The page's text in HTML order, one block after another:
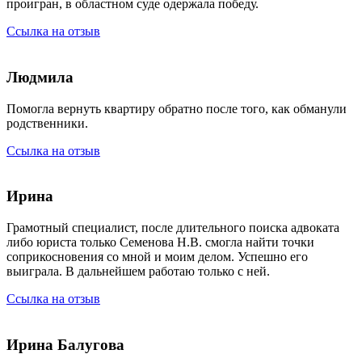
проигран, в областном суде одержала победу.
Ссылка на отзыв
Людмила
Помогла вернуть квартиру обратно после того, как обманули
родственники.
Ссылка на отзыв
Ирина
Грамотный специалист, после длительного поиска адвоката
либо юриста только Семенова Н.В. смогла найти точки
соприкосновения со мной и моим делом. Успешно его
выиграла. В дальнейшем работаю только с ней.
Ссылка на отзыв
Ирина Балугова